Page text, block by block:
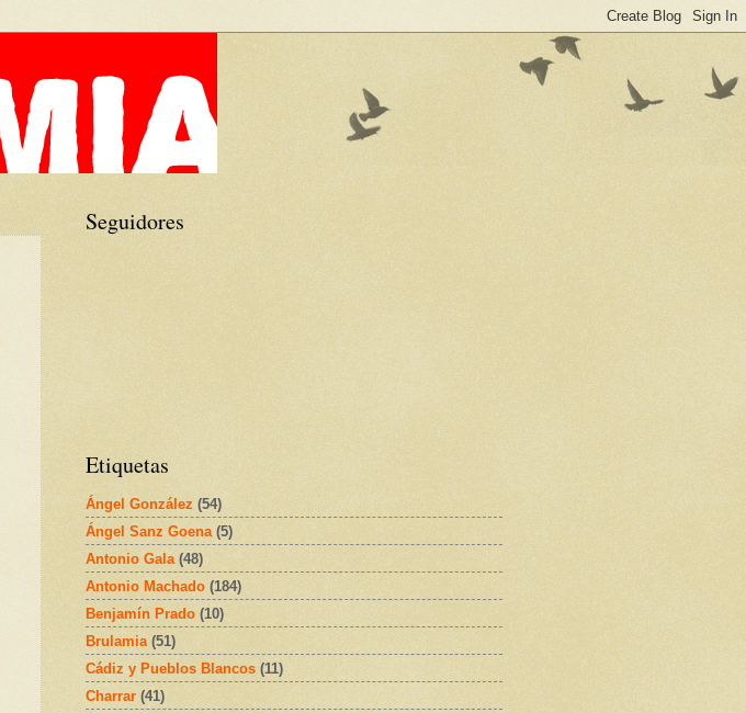
Seguidores
Etiquetas
Ángel González (54)
Ángel Sanz Goena (5)
Antonio Gala (48)
Antonio Machado (184)
Benjamín Prado (10)
Brulamia (51)
Cádiz y Pueblos Blancos (11)
Charrar (41)